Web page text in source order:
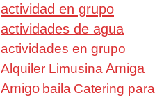
actividad en grupo
actividades de agua
actividades en grupo
Alquiler Limusina Amiga
Amigo baila Catering para